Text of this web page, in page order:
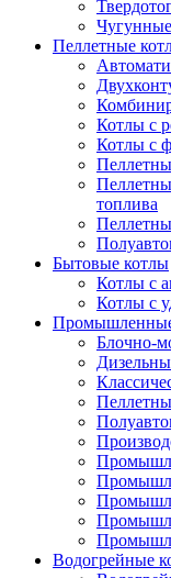
Пеллетные
Котлы с
Котлы с
топлива
Бытовые котлы
Котлы с
Котлы с
Блочно-
Водогрейные